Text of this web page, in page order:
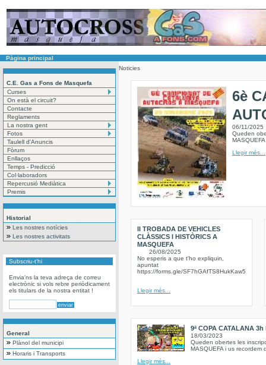
Pàgina principal
C.E. Gas a Fons de Masquefa
Curses
On està el circuit?
Contacte
Reglaments
La nostra gent
Fotos
Taulell d'Anuncis
Fòrum
Enllaços
Temps - Predicció
Col·laboradors
Repercusió Mediàtica
Premis
Historial
Les nostres notícies
Les nostres activitats
Subscriu-t'hi
Envia'ns la teva adreça de correu
electrònic si vols rebre periòdicament
els titulars de la nostra entitat !
General
Plànol del municipi
Horaris i Transports
Noticies
6è
06/11/2025
Queden
Llegir més...
II TROBADA DE VEHICLES
CLÀSSICS I HISTÒRICS A
MASQUEFA
26/08/2025
No esperis a que t'ho expliquin,
apuntat
https://forms.gle/SF7hGAfTS8HukKaw5
Llegir més...
9ª COPA CATALANA
18/03/2023
Queden obertes les
MASQUEFA i us
Llegir més...